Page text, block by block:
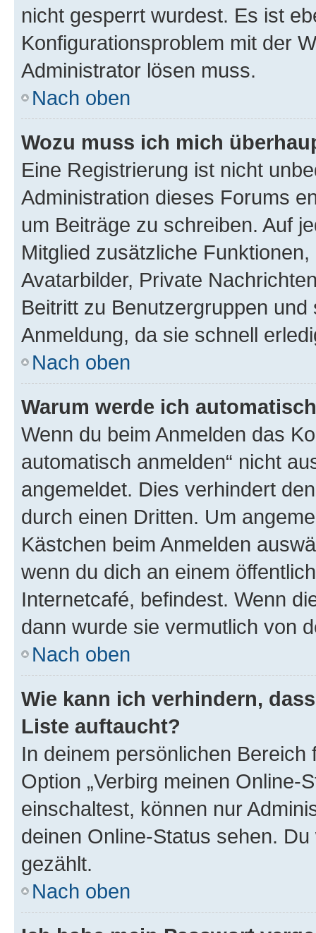
nicht gesperrt wurdest. Es ist
Konfigurationsproblem mit der
Administrator lösen muss.
Nach oben
Wozu muss ich mich
Eine Registrierung ist nicht
Administration dieses Forums
um Beiträge zu schreiben. Auf
Mitglied zusätzliche
Avatarbilder, Private
Beitritt zu Benutzergruppen
Anmeldung, da sie schnell
Nach oben
Warum werde ich
Wenn du beim Anmelden das
automatisch anmelden“ nicht
angemeldet. Dies verhindert
durch einen Dritten. Um
Kästchen beim Anmelden
wenn du dich an einem
Internetcafé, befindest. Wenn
dann wurde sie vermutlich von
Nach oben
Wie kann ich verhindern,
Liste auftaucht?
In deinem persönlichen
Option „Verbirg meinen Online-
einschaltest, können nur
deinen Online-Status sehen.
gezählt.
Nach oben